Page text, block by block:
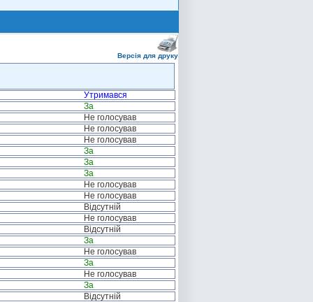
Версія для друку
Утримався
За
Не голосував
Не голосував
Не голосував
За
За
За
Не голосував
Не голосував
Відсутній
Не голосував
Відсутній
За
Не голосував
За
Не голосував
За
Відсутній